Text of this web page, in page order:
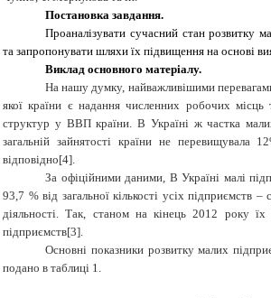
Постановка завдання.
Проаналізувати сучасний стан розвитку
та запропонувати шляхи їх підвищення на основі
Виклад основного матеріалу.
На нашу думку, найважливішими
якої країни є надання численних робочих місць
структур у ВВП країни. В Україні ж частка
загальній зайнятості країни не
відповідно[4].
За офіційними даними, В Україні малі
93,7 % від загальної кількості усіх підприємств –
діяльності. Так, станом на кінець 2012 року
підприємств[3].
Основні показники розвитку малих
подано в таблиці 1.